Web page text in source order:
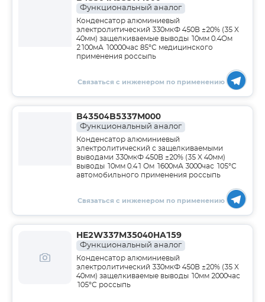
Функциональный аналог
Конденсатор алюминиевый
электролитический 330мкФ 450В ±20% (35 X
40мм) защелкиваемые выводы 10мм 0.4Ом
2100мА 10000час 85°С медицинского
применения россыпь
Связаться с инженером по применению
B43504B5337M000
Функциональный аналог
Конденсатор алюминиевый
электролитический с защелкиваемыми
выводами 330мкФ 450В ±20% (35 X 40мм)
выводы 10мм 0.41 Ом 1600мА 3000час 105°С
автомобильного применения россыпь
Связаться с инженером по применению
HE2W337M35040HA159
Функциональный аналог
Конденсатор алюминиевый
электролитический 330мкФ 450В ±20% (35 X
40мм) защелкиваемые выводы 10мм 2000час
105°С россыпь